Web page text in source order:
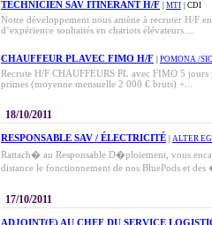
TECHNICIEN SAV ITINERANT H/F MTI | CDI
Notre développement nous amène à recruter H/F
d’expérience souhaités en chariots élévateurs....
CHAUFFEUR PL AVEC FIMO H/F POMONA /
Recrute H/F CHAUFFEURS PL avec FIMO 5
primes (moyenne mensuelle 2 000 € bruts) +...
18/10/2011
RESPONSABLE SAV / ÉLECTRICITÉ ALTER
Rattach� au Responsable D�ploiement, vous
distance le fonctionnement de nos BluePods et
17/10/2011
ADJOINT(E) AU CHEF DU SERVICE